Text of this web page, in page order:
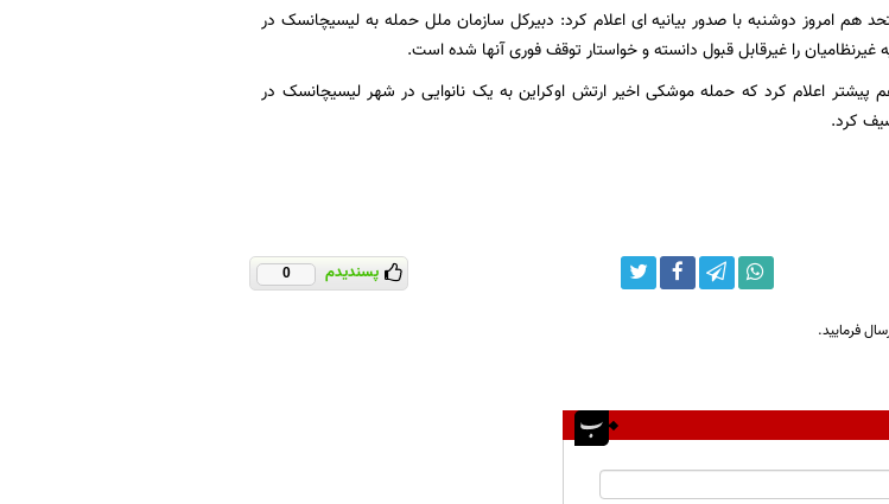
هم امروز دوشنبه با صدور بیانیه ای اعلام کرد: دبیرکل سازمان ملل حمله به لیسیچانسک در
را غیرقابل قبول دانسته و خواستار توقف فوری آنها شده است.
اعلام کرد که حمله موشکی اخیر ارتش اوکراین به یک نانوایی در شهر لیسیچانسک در
کرد.
پسندیدم 0
فرمایید.